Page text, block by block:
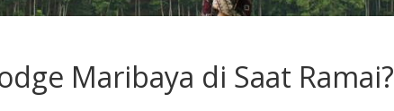
Maribaya di Saat Ramai?